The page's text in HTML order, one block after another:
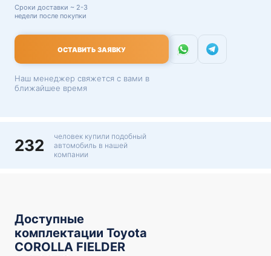
Сроки доставки ~ 2-3
недели после покупки
ОСТАВИТЬ ЗАЯВКУ
Наш менеджер свяжется с вами в
ближайшее время
232
человек купили подобный
автомобиль в нашей
компании
Доступные
комплектации Toyota
COROLLA FIELDER